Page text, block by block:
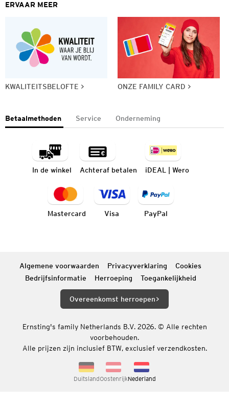
ERVAAR MEER
KWALITEITSBELOFTE ONZE FAMILY CARD
Betaalmethoden Service Onderneming
In de winkel Achteraf betalen iDEAL | Wero
Mastercard Visa PayPal
Algemene voorwaarden Privacyverklaring
Cookies
Bedrijfsinformatie
Herroeping Toegankelijkheid
Overeenkomst herroepen
Ernsting's family Netherlands B.V. 2026. © Alle rechten
voorbehouden.
Alle prijzen zijn inclusief BTW, exclusief verzendkosten.
DuitslandOostenrijkNederland